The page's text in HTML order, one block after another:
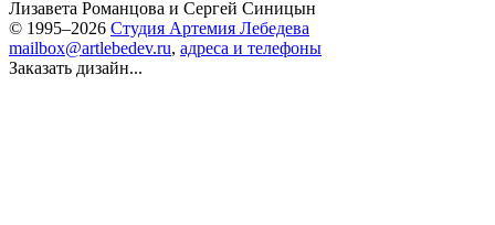
Лизавета Романцова и Сергей Синицын
© 1995–2026 Студия Артемия Лебедева
mailbox@artlebedev.ru, адреса и телефоны
Заказать дизайн...